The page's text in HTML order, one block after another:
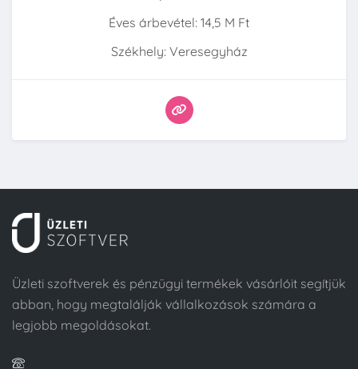
Éves árbevétel: 14,5 M Ft
Székhely: Veresegyház
Üzleti szoftverek és pénzügyi termékek vásárlóit segítjük
abban, hogy megtalálják vállalkozások számára a
legjobb megoldásokat.